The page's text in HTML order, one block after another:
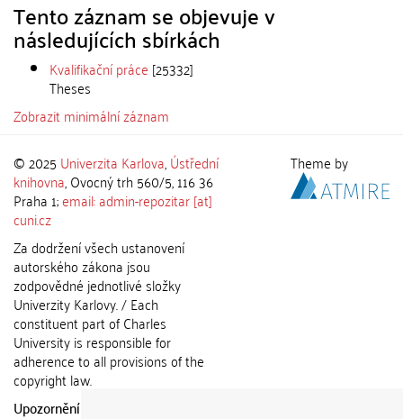
Tento záznam se objevuje v
následujících sbírkách
Kvalifikační práce [25332]
Theses
Zobrazit minimální záznam
© 2025 Univerzita Karlova,Ústřední
knihovna, Ovocný trh 560/5, 116 36
Praha 1;email: admin-repozitar [at]
cuni.cz
Za dodržení všech ustanovení
autorského zákona jsou
zodpovědné jednotlivé složky
Univerzity Karlovy. / Each
constituent part of Charles
University is responsible for
adherence to all provisions of the
copyright law.
Upozornění / Notice:
Theme by